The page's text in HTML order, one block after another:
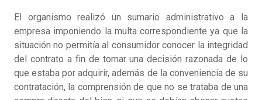
El organismo realizó un sumario administrativo a la
empresa imponiendo la multa correspondiente ya que la
situación no permitía al consumidor conocer la integridad
del contrato a fin de tomar una decisión razonada de lo
que estaba por adquirir, además de la conveniencia de su
contratación, la comprensión de que no se trataba de una